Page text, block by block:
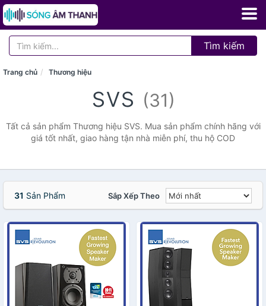
Tìm kiếm
Trang chủ Thương hiệu
svs (31)
Tất cả sản phẩm Thương hiệu SVS. Mua sản phẩm chính hãng với
giá tốt nhất, giao hàng tận nhà miễn phí, thu hộ COD
31 Sản Phẩm Sắp Xếp Theo